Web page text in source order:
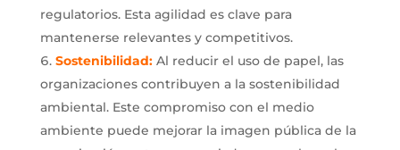
regulatorios. Esta agilidad es clave para
mantenerse relevantes y competitivos.
Sostenibilidad:Al reducir el uso de papel, las
organizaciones contribuyen a la sostenibilidad
ambiental. Este compromiso con el medio
ambiente puede mejorar la imagen pública de la